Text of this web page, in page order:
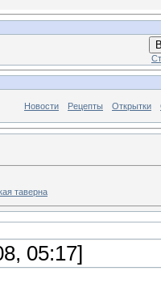
Новости Рецепты Открытки
таверна
05:17]